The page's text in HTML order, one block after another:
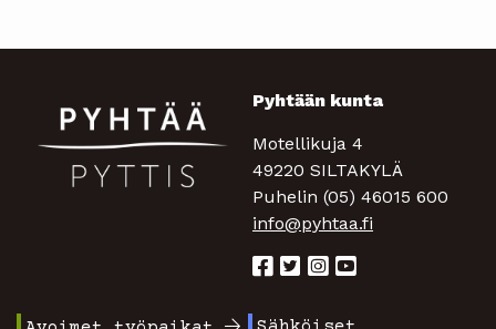
Pyhtään kunta
Motellikuja 4
49220 SILTAKYLÄ
Puhelin (05) 46015 600
info@pyhtaa.fi